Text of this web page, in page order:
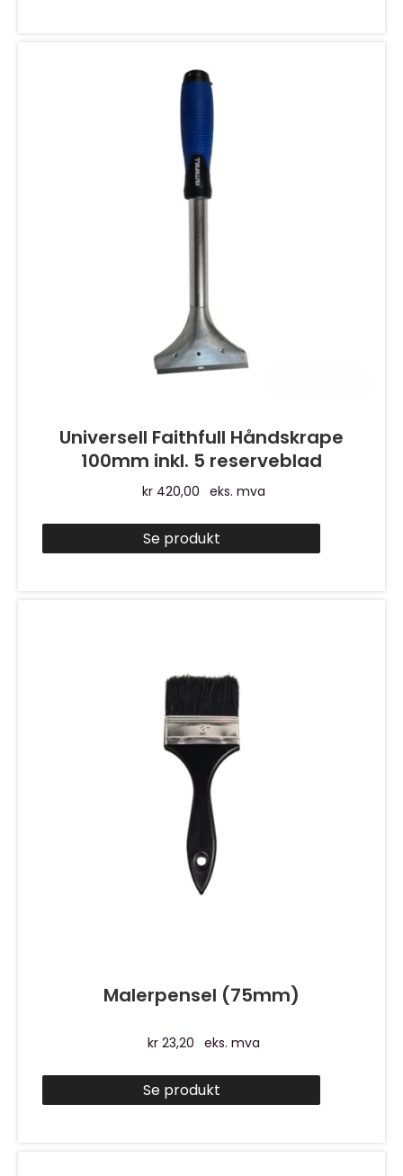
Universell Faithfull Håndskrape
100mm inkl. 5 reserveblad
kr420,00 eks. mva
Se produkt
Malerpensel (75mm)
kr23,20 eks. mva
Se produkt